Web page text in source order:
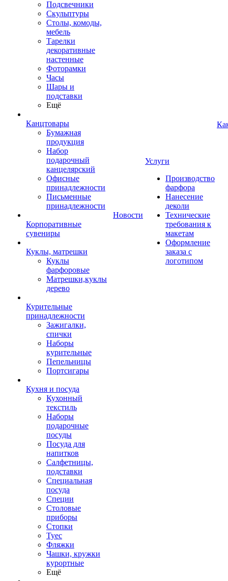
Подсвечники
Скульптуры
Столы, комоды,
мебель
Тарелки
декоративные
настенные
Фоторамки
Часы
Шары и
подставки
Ещё
Канцтовары
Бумажная
продукция
Набор
подарочный
канцелярский
Офисные
принадлежности
Письменные
принадлежности
Корпоративные
сувениры
Куклы, матрешки
Куклы
фарфоровые
Матрешки,куклы
дерево
Курительные
принадлежности
Зажигалки,
спички
Наборы
курительные
Пепельницы
Портсигары
Кухня и посуда
Кухонный
текстиль
Наборы
подарочные
посуды
Посуда для
напитков
Салфетницы,
подставки
Специальная
посуда
Специи
Столовые
приборы
Стопки
Туес
Фляжки
Чашки, кружки
курортные
Ещё
Новости
Услуги
Производство
фарфора
Нанесение
деколи
Технические
требования к
макетам
Оформление
заказа с
логотипом